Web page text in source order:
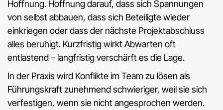
Hoffnung. Hoffnung darauf, dass sich Spannungen
von selbst abbauen, dass sich Beteiligte wieder
einkriegen oder dass der nächste Projektabschluss
alles beruhigt. Kurzfristig wirkt Abwarten oft
entlastend – langfristig verschärft es die Lage.
In der Praxis wird Konflikte im Team zu lösen als
Führungskraft zunehmend schwieriger, weil sie sich
verfestigen, wenn sie nicht angesprochen werden.